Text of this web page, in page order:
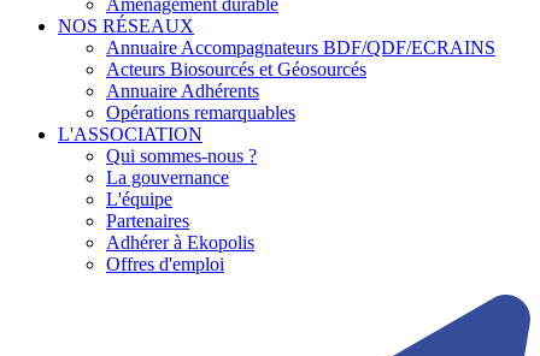
NOS RÉSEAUX
Annuaire Accompagnateurs BDF/QDF/ECRAINS
Acteurs Biosourcés et Géosourcés
Annuaire Adhérents
Opérations remarquables
L'ASSOCIATION
Qui sommes-nous ?
La gouvernance
L'équipe
Partenaires
Adhérer à Ekopolis
Offres d'emploi